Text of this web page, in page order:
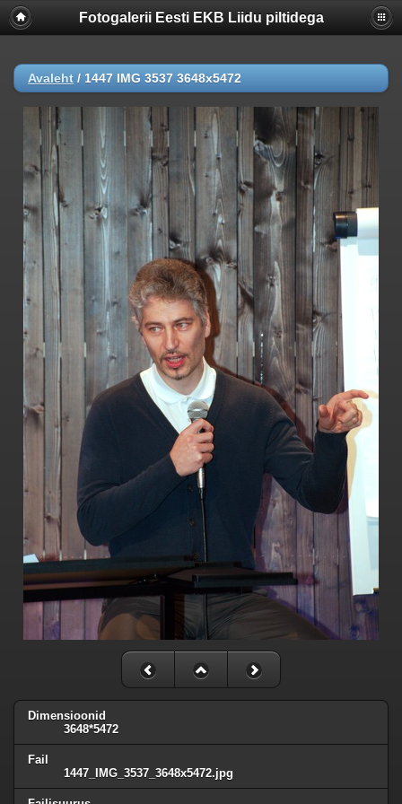
Fotogalerii Eesti EKB Liidu piltidega
Avaleht / 1447 IMG 3537 3648x5472
Dimensioonid
3648*5472
Fail
1447_IMG_3537_3648x5472.jpg